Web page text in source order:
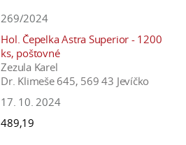
269/2024
Hol. Čepelka Astra Superior - 1200
ks, poštovné
Zezula Karel
Dr. Klimeše 645, 569 43 Jevíčko
17. 10. 2024
489,19